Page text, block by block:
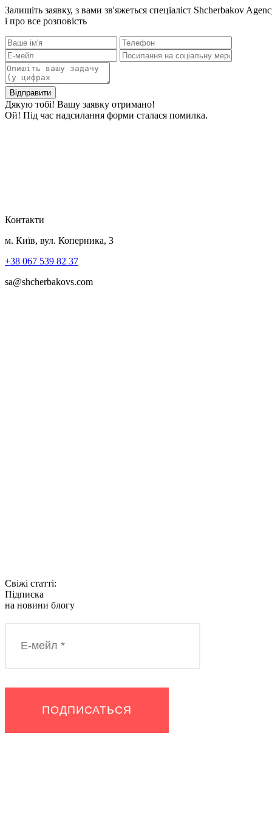
Залишіть заявку, з вами зв'яжеться спеціаліст Shcherbakov
і про все розповість
Дякую тобі! Вашу заявку отримано!
Ой! Під час надсилання форми сталася помилка.
Контакти
м. Київ, вул. Коперника, 3
+38 067 539 82 37
sa@shcherbakovs.com
Свіжі статті:
Підписка
на новини блогу